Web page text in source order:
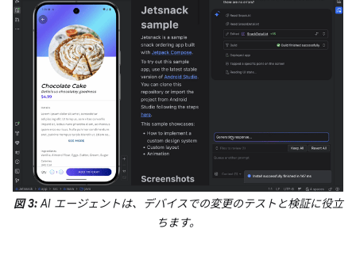
図 3:AI エージェントは、デバイスでの変更のテストと検証に役立
ちます。